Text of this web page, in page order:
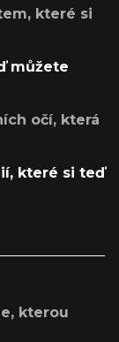
které si
můžete
očí, která
které si teď
kterou